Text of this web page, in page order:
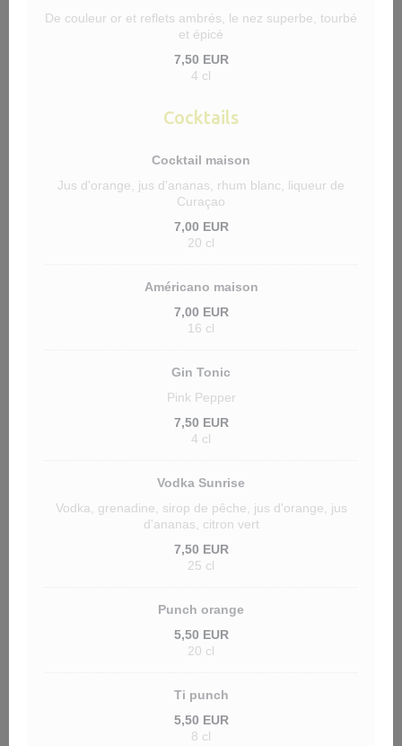
De couleur or et reflets ambrés, le nez superbe, tourbé
et épicé
7,50 EUR
4 cl
Cocktails
Cocktail maison
Jus d'orange, jus d'ananas, rhum blanc, liqueur de
Curaçao
7,00 EUR
20 cl
Américano maison
7,00 EUR
16 cl
Gin Tonic
Pink Pepper
7,50 EUR
4 cl
Vodka Sunrise
Vodka, grenadine, sirop de pêche, jus d'orange, jus
d'ananas, citron vert
7,50 EUR
25 cl
Punch orange
5,50 EUR
20 cl
Ti punch
5,50 EUR
8 cl